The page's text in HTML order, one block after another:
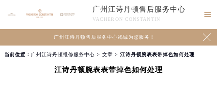
广州江诗丹顿售后服务中心
VACHERON CONSTANTIN

广州江诗丹顿售后服务中心竭诚为您服务！ 
当前位置： 广州江诗丹顿维修服务中心 > 文章 > 江诗丹顿腕表表带掉色如何处理
江诗丹顿腕表表带掉色如何处理